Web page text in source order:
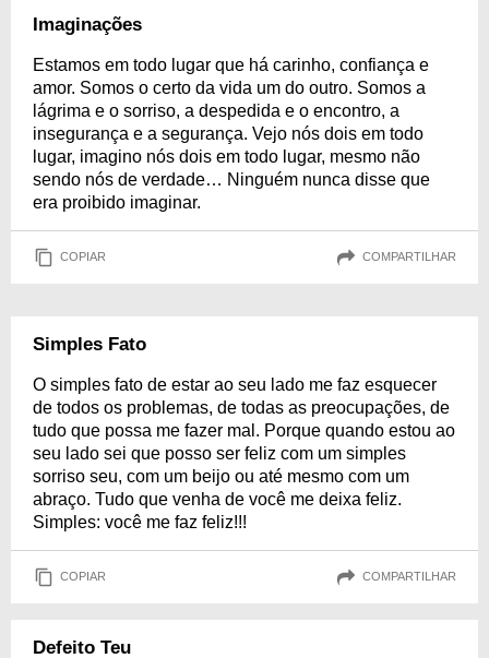
Imaginações
Estamos em todo lugar que há carinho, confiança e
amor. Somos o certo da vida um do outro. Somos a
lágrima e o sorriso, a despedida e o encontro, a
insegurança e a segurança. Vejo nós dois em todo
lugar, imagino nós dois em todo lugar, mesmo não
sendo nós de verdade… Ninguém nunca disse que
era proibido imaginar.
COPIAR COMPARTILHAR
Simples Fato
O simples fato de estar ao seu lado me faz esquecer
de todos os problemas, de todas as preocupações, de
tudo que possa me fazer mal. Porque quando estou ao
seu lado sei que posso ser feliz com um simples
sorriso seu, com um beijo ou até mesmo com um
abraço. Tudo que venha de você me deixa feliz.
Simples: você me faz feliz!!!
COPIAR COMPARTILHAR
Defeito Teu